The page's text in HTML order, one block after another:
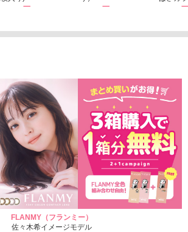
1,815円 1,760円 1,848
FLANMY（フランミー）
佐々木希イメージモデル